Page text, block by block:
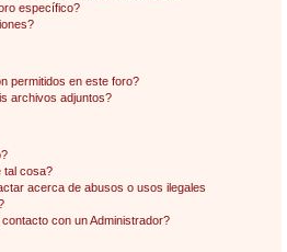
específico?
permitidos en este foro?
archivos adjuntos?
tal cosa?
acerca de abusos o usos ilegales
con un Administrador?